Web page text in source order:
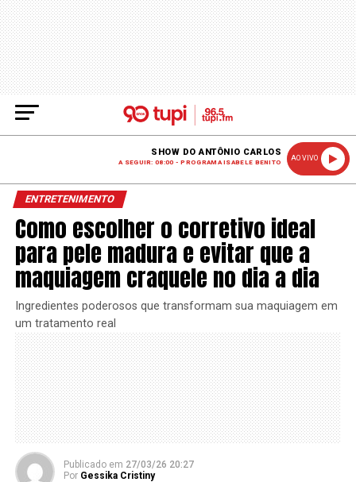
SHOW DO ANTÔNIO CARLOS
A SEGUIR: 08:00 - PROGRAMA ISABELE BENITO
AO VIVO
ENTRETENIMENTO
Como escolher o corretivo ideal
para pele madura e evitar que a
maquiagem craquele no dia a dia
Ingredientes poderosos que transformam sua maquiagem em
um tratamento real
Publicado em 27/03/26 20:27
Por Gessika Cristiny